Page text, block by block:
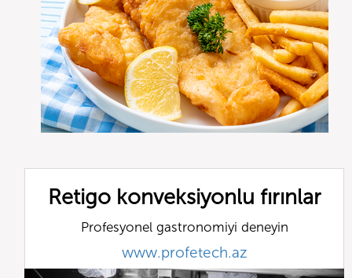
Retigo konveksiyonlu fırınlar
Profesyonel gastronomiyi deneyin
www.profetech.az